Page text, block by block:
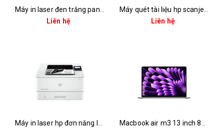
Liên hệ
Liên hệ